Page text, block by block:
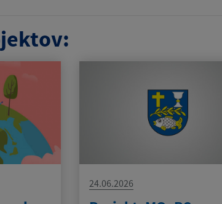
24.06.2026